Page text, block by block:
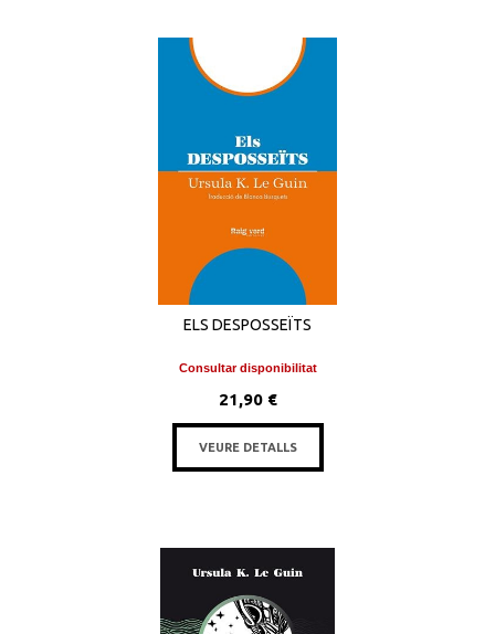
ELS DESPOSSEÏTS
Consultar disponibilitat
21,90 €
VEURE DETALLS